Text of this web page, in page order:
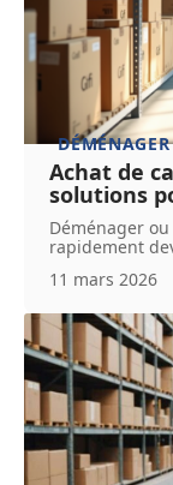
DÉMÉNAGER
Achat de
solutions
Déménager
rapidement
11 mars 2026